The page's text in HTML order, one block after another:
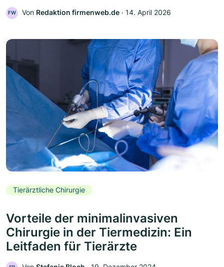
FW Von Redaktion firmenweb.de ‧ 14. April 2026
Tierärztliche Chirurgie
Vorteile der minimalinvasiven
Chirurgie in der Tiermedizin: Ein
Leitfaden für Tierärzte